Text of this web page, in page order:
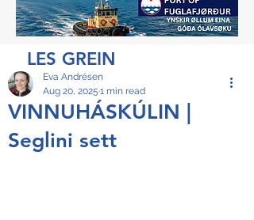
LES GREIN
VINNUHÁSKÚLIN |
Seglini sett
Eva Andrésen
Aug 20, 2025 1 min read